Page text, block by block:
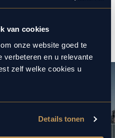
van cookies
onze website goed te
verbeteren en u relevante
zelf welke cookies u
Details tonen